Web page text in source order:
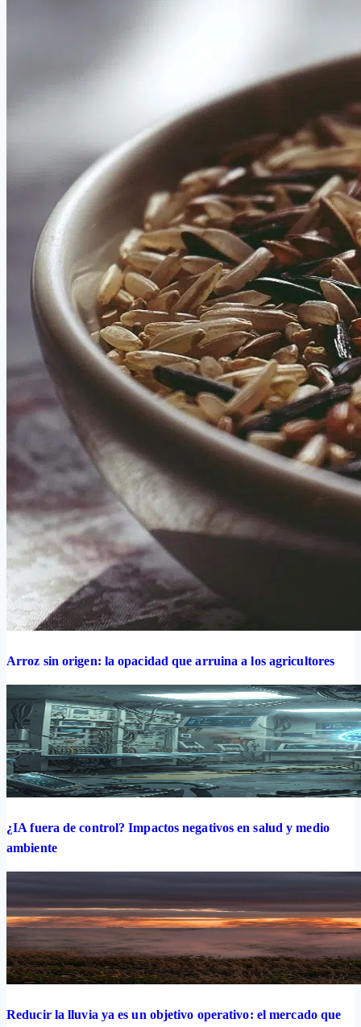
Arroz sin origen: la opacidad que arruina a los agricultores
¿IA fuera de control? Impactos negativos en salud y medio
ambiente
Reducir la lluvia ya es un objetivo operativo: el mercado que